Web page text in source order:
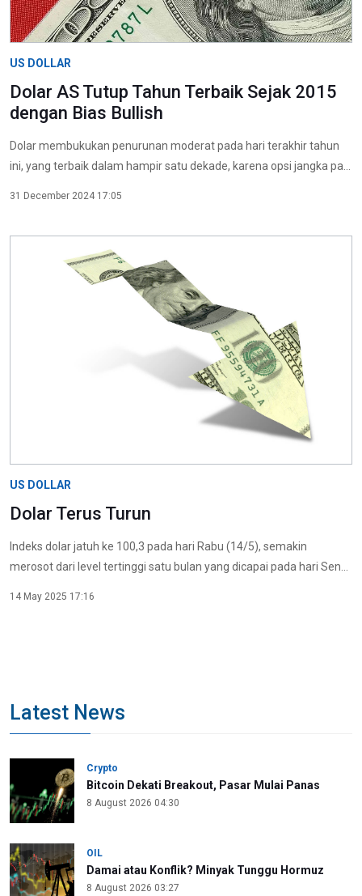
US DOLLAR
Dolar AS Tutup Tahun Terbaik Sejak 2015
dengan Bias Bullish
Dolar membukukan penurunan moderat pada hari terakhir tahun
ini, yang terbaik dalam hampir satu dekade, karena opsi jangka pa...
31 December 2024 17:05
US DOLLAR
Dolar Terus Turun
Indeks dolar jatuh ke 100,3 pada hari Rabu (14/5), semakin
merosot dari level tertinggi satu bulan yang dicapai pada hari Sen...
14 May 2025 17:16
Latest News
Crypto
Bitcoin Dekati Breakout, Pasar Mulai Panas
8 August 2026 04:30
OIL
Damai atau Konflik? Minyak Tunggu Hormuz
8 August 2026 03:27